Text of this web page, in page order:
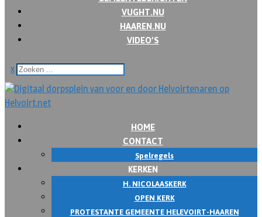
VUGHT.NU
HAAREN.NU
VIDEO’S
x
HOME
CONTACT
Spelregels
KERKEN
H. NICOLAASKERK
OPEN KERK
PROTESTANTE GEMEENTE HELEVOIRT-HAAREN